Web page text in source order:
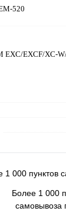
520
EXC/EXCF/XC-
Более 1 000
самовывоза